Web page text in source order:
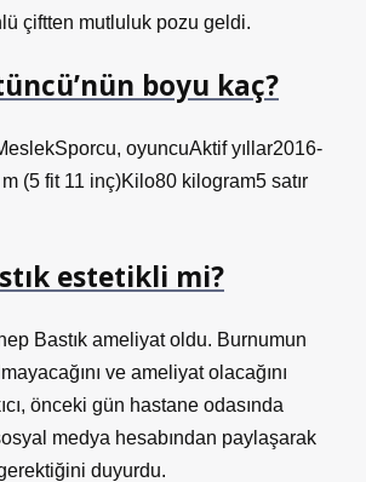
çiftten mutluluk pozu geldi.
boyu kaç?
oyuncuAktif yıllar2016-
(5 fit 11 inç)Kilo80 kilogram5 satır
estetikli mi?
Bastık ameliyat oldu. Burnumun
ve ameliyat olacağını
önceki gün hastane odasında
medya hesabından paylaşarak
duyurdu.